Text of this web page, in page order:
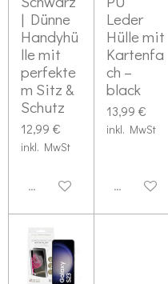
| Dünne
Handyhü
lle mit
perfekte
m Sitz &
Schutz
12,99 €
inkl. MwSt
Deaktiviert
Leder
Hülle mit
Kartenfa
ch –
black
13,99 €
inkl. MwSt
Deaktiviert